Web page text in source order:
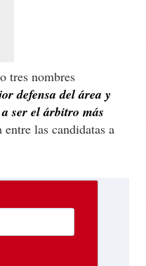
tres nombres
defensa del área y
ser el árbitro más
las candidatas a